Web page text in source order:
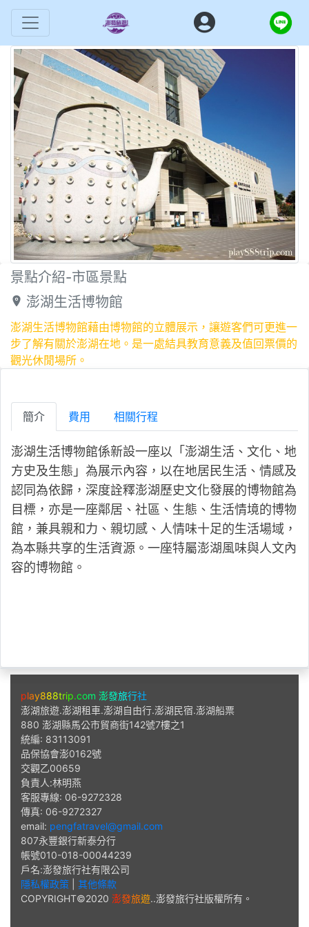
景點介紹-市區景點
澎湖生活博物館
澎湖生活博物館藉由博物館的立體展示，讓遊客們可更進一
步了解有關於澎湖在地。是一處結具教育意義及值回票價的
觀光休閒場所。
簡介 費用 相關行程
澎湖生活博物館係新設一座以「澎湖生活、文化、地
方史及生態」為展示內容，以在地居民生活、情感及
認同為依歸，深度詮釋澎湖歷史文化發展的博物館為
目標， 亦是一座鄰居、社區、生態、生活情境的博物
館，兼具親和力、親切感、人情味十足的生活場域，
為本縣共享的生活資源。一座特屬澎湖風味與人文內
容的博物館。
ABOUT US
play888trip.com 澎發旅行社
澎湖旅遊.澎湖租車.澎湖自由行.澎湖民宿.澎湖船票
880 澎湖縣馬公市貿商街142號7樓之1
統編: 83113091
品保協會澎0162號
交觀乙00659
負責人:林明燕
客服專線: 06-9272328
傳真: 06-9272327
email: pengfatravel@gmail.com
807永豐銀行新泰分行
帳號010-018-00044239
戶名:澎發旅行社有限公司
隱私權政策
其他條款
COPYRIGHT©2020 澎發旅遊..澎發旅行社版權所有。